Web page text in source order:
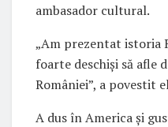
ambasador cultural.
„Am prezentat istoria
foarte deschiși să afle
României”, a povestit
A dus în America și